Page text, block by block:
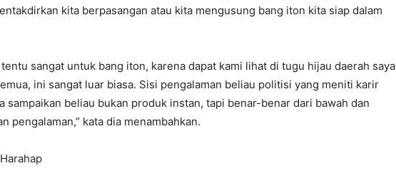
kita berpasangan atau kita mengusung bang iton kita siap dalam
sangat untuk bang iton, karena dapat kami lihat di tugu hijau daerah saya
ini sangat luar biasa. Sisi pengalaman beliau politisi yang meniti karir
sampaikan beliau bukan produk instan, tapi benar-benar dari bawah dan
pengalaman,” kata dia menambahkan.